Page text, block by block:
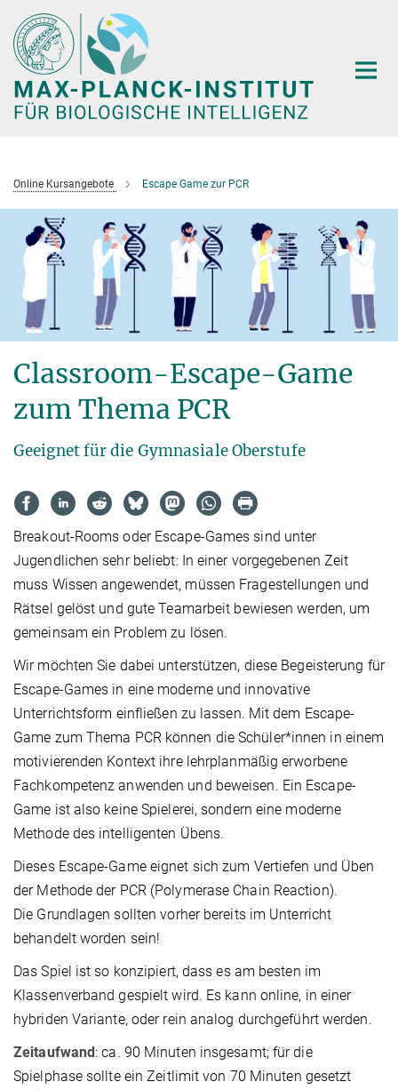
Hauptinhalt
Online Kursangebote Escape Game zur PCR
Classroom-Escape-Game
zum Thema PCR
Geeignet für die Gymnasiale Oberstufe
Breakout-Rooms oder Escape-Games sind unter
Jugendlichen sehr beliebt: In einer vorgegebenen Zeit
muss Wissen angewendet, müssen Fragestellungen und
Rätsel gelöst und gute Teamarbeit bewiesen werden, um
gemeinsam ein Problem zu lösen.
Wir möchten Sie dabei unterstützen, diese Begeisterung für
Escape-Games in eine moderne und innovative
Unterrichtsform einfließen zu lassen. Mit dem Escape-
Game zum Thema PCR können die Schüler*innen in einem
motivierenden Kontext ihre lehrplanmäßig erworbene
Fachkompetenz anwenden und beweisen. Ein Escape-
Game ist also keine Spielerei, sondern eine moderne
Methode des intelligenten Übens.
Dieses Escape-Game eignet sich zum Vertiefen und Üben
der Methode der PCR (Polymerase Chain Reaction).
Die Grundlagen sollten vorher bereits im Unterricht
behandelt worden sein!
Das Spiel ist so konzipiert, dass es am besten im
Klassenverband gespielt wird. Es kann online, in einer
hybriden Variante, oder rein analog durchgeführt werden.
Zeitaufwand: ca. 90 Minuten insgesamt; für die
Spielphase sollte ein Zeitlimit von 70 Minuten gesetzt